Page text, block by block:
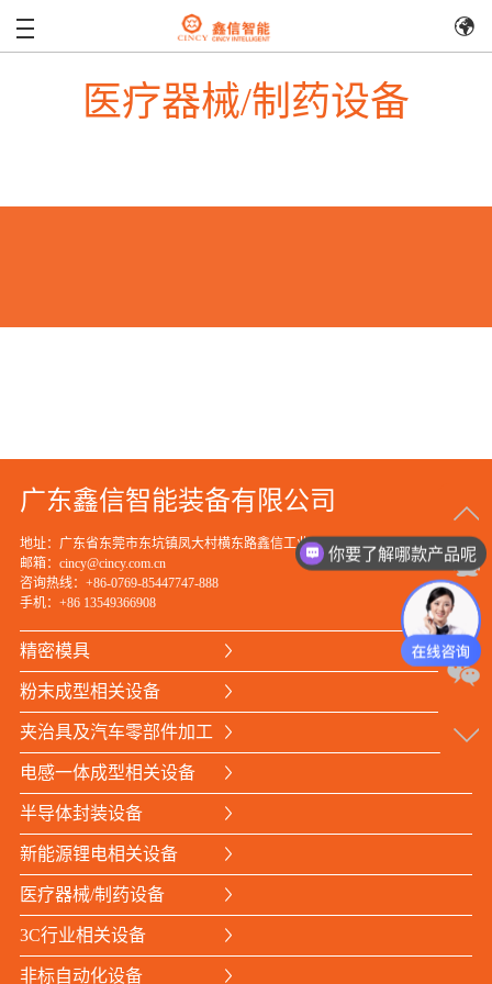
医疗器械/制药设备
广东鑫信智能装备有限公司
地址：广东省东莞市东坑镇凤大村横东路鑫信工业园
邮箱：cincy@cincy.com.cn
咨询热线：+86-0769-85447747-888
手机： +86 13549366908
精密模具
粉末成型相关设备
夹治具及汽车零部件加工
电感一体成型相关设备
半导体封装设备
新能源锂电相关设备
医疗器械/制药设备
3C行业相关设备
非标自动化设备
在
线
沟
通
点
咨
你要了解哪款产品呢